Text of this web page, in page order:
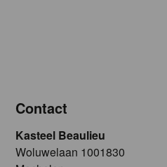
Contact
Kasteel Beaulieu
​​​Woluwelaan 1001830